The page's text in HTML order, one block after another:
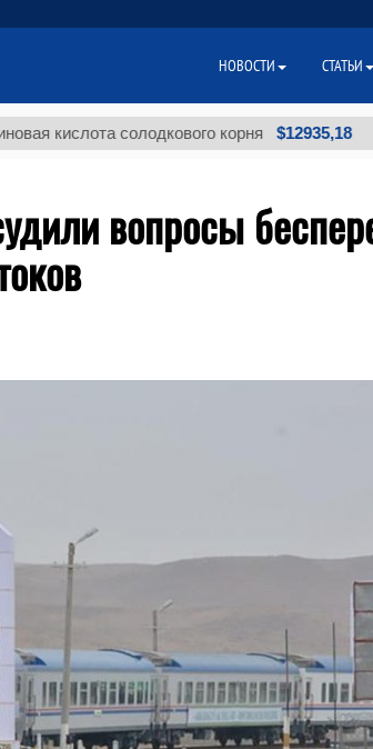
солодкового корня $12935,18
вопросы
НОВОСТИ СТАТЬИ